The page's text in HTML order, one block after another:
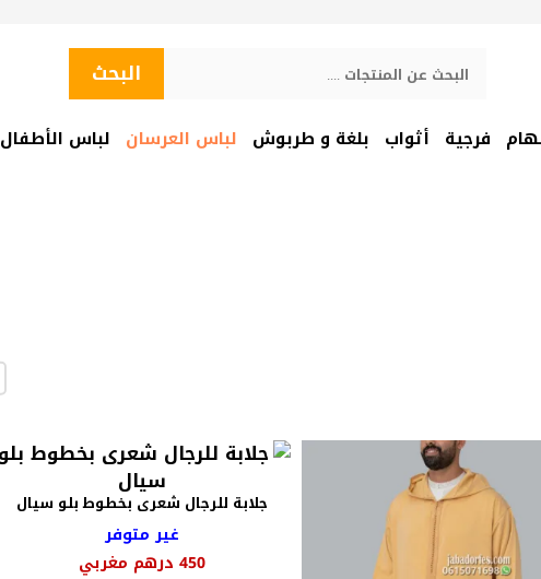
البحث
فرجية أثواب بلغة و طربوش لباس العرسان لباس الأطفال
جلابة للرجال شعرى بخطوط بلو سيال
غير متوفر
450 درهم مغربي